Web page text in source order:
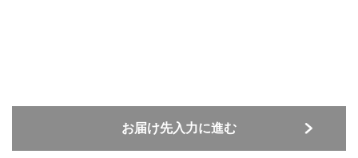
お届け先入力に進む